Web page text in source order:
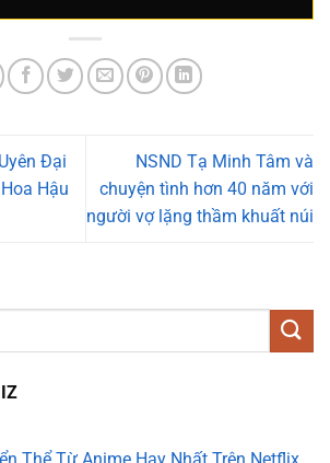
Đại
Hậu
NSND Tạ Minh Tâm và
chuyện tình hơn 40 năm với
người vợ lặng thầm khuất núi